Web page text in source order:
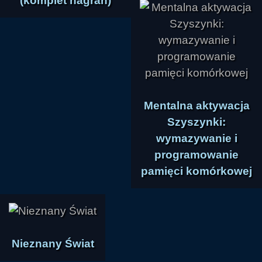
doświadczenia, które obnażyło słabość
dotychczasowych systemów i iluzoryczność
poczucia bezpieczeństwa. Prowadzący
twierdził, że pandemia pokazała, jak wiele
zależy od postawy samych ludzi, a nie od
stabilność medycyny, polityki czy gospodarki.
Według niego kolejne kryzysy będą ujawniać
coraz więcej fałszu, manipulacji i nadużyć,
ponieważ właśnie to doświadczenie prawdy ma
podnosić zbiorową świadomość. Nie
logiczną konsekwencję dotychczasowego
Mentalna aktywacja
Szyszynki:
wymazywanie i
programowanie
pamięci komórkowej
Nieznany Świat